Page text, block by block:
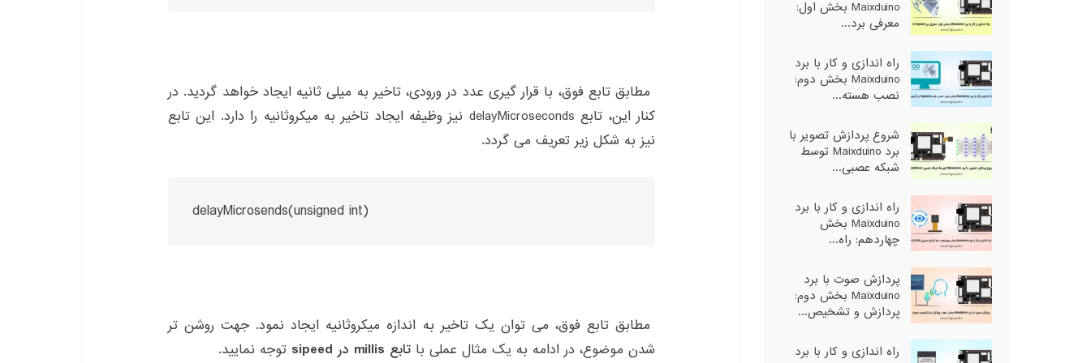
مطابق تابع فوق، با قرار گیری عدد در ورودی، تاخیر به میلی ثانیه ایجاد خواهد گردید. در
کنار این، تابع delayMicroseconds نیز وظیفه ایجاد تاخیر به میکروثانیه را دارد. این تابع
نیز به شکل زیر تعریف می گردد.
delayMicrosends(unsigned int)
مطابق تابع فوق، می توان یک تاخیر به اندازه میکروثانیه ایجاد نمود. جهت روشن تر
شدن موضوع، در ادامه به یک مثال عملی با تابع millis در sipeed توجه نمایید.
Maixduino بخش اول:
معرفی برد...
راه اندازی و کار با برد
Maixduino بخش دوم:
نصب هسته...
شروع پردازش تصویر با
برد Maixduino توسط
شبکه عصبی...
راه اندازی و کار با برد
Maixduino بخش
چهاردهم: راه...
پردازش صوت با برد
Maixduino بخش دوم:
پردازش و تشخیص...
راه اندازی و کار با برد